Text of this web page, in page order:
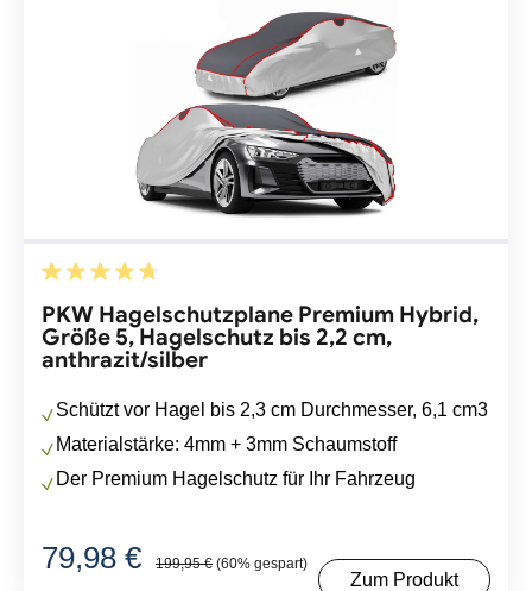
PKW Hagelschutzplane Premium Hybrid,
Größe 5, Hagelschutz bis 2,2 cm,
anthrazit/silber
Schützt vor Hagel bis 2,3 cm Durchmesser, 6,1 cm3
Materialstärke: 4mm + 3mm Schaumstoff
Der Premium Hagelschutz für Ihr Fahrzeug
Verkaufspreis:
79,98 € Regulärer Preis:
199,95 € (60% gespart)
Zum Produkt